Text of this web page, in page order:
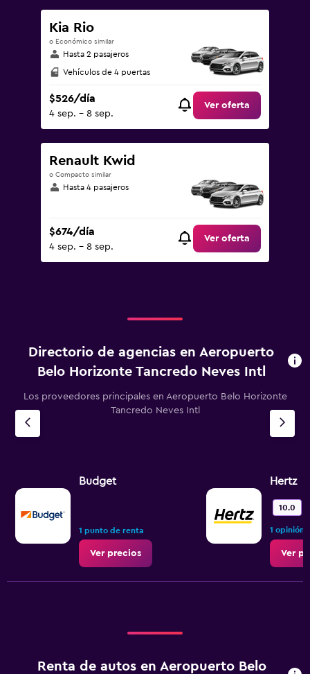
Kia Rio
o Económico similar
Hasta 2 pasajeros
Vehículos de 4 puertas
$526/día
4 sep. - 8 sep.
Ver oferta
Renault Kwid
o Compacto similar
Hasta 4 pasajeros
$674/día
4 sep. - 8 sep.
Ver oferta
Directorio de agencias en Aeropuerto
Belo Horizonte Tancredo Neves Intl
Los proveedores principales en Aeropuerto Belo Horizonte
Tancredo Neves Intl
Budget
1 punto de renta
Ver precios
Hertz
10.0
1 opinión
Ver
Renta de autos en Aeropuerto Belo